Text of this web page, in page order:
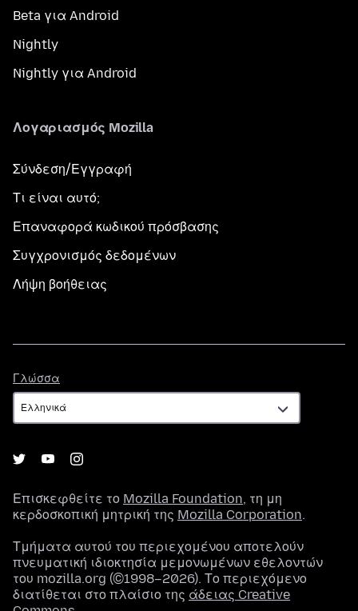
Beta για Android
Nightly
Nightly για Android
Λογαριασμός Mozilla
Σύνδεση/Εγγραφή
Τι είναι αυτό;
Επαναφορά κωδικού πρόσβασης
Συγχρονισμός δεδομένων
Λήψη βοήθειας
Γλώσσα
Επισκεφθείτε το Mozilla Foundation, τη μη
κερδοσκοπική μητρική της Mozilla Corporation.
Τμήματα αυτού του περιεχομένου αποτελούν
πνευματική ιδιοκτησία μεμονωμένων εθελοντών
του mozilla.org (©1998–2026). Το περιεχόμενο
διατίθεται στο πλαίσιο της άδειας Creative